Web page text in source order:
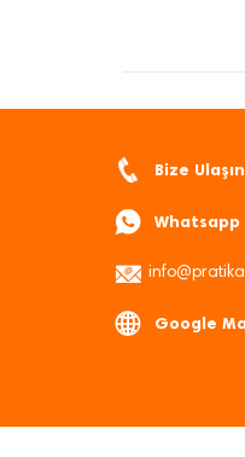
Bize Ulaşın
Whatsapp
Google